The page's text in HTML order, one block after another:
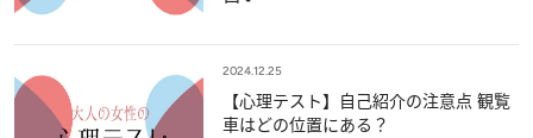
2024.12.25
【心理テスト】自己紹介の注意点 観覧
車はどの位置にある？